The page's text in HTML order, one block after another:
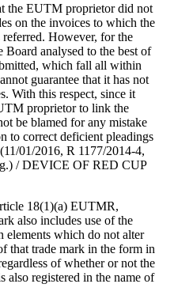
the EUTM proprietor did not
on the invoices to which the
However, for the
Board analysed to the best of
which fall all within
guarantee that it has not
With this respect, since it
proprietor to link the
be blamed for any mistake
to correct deficient pleadings
01/2016, R 1177/2014-4,
/ DEVICE OF RED CUP
18(1)(a) EUTMR,
also includes use of the
which do not alter
that trade mark in the form in
of whether or not the
also registered in the name of